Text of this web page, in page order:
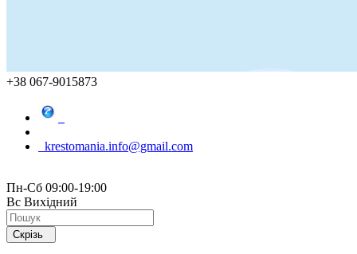
+38 067-9015873
krestomania.info@gmail.com
Пн-Сб 09:00-19:00
Вс Вихідний
Скрізь